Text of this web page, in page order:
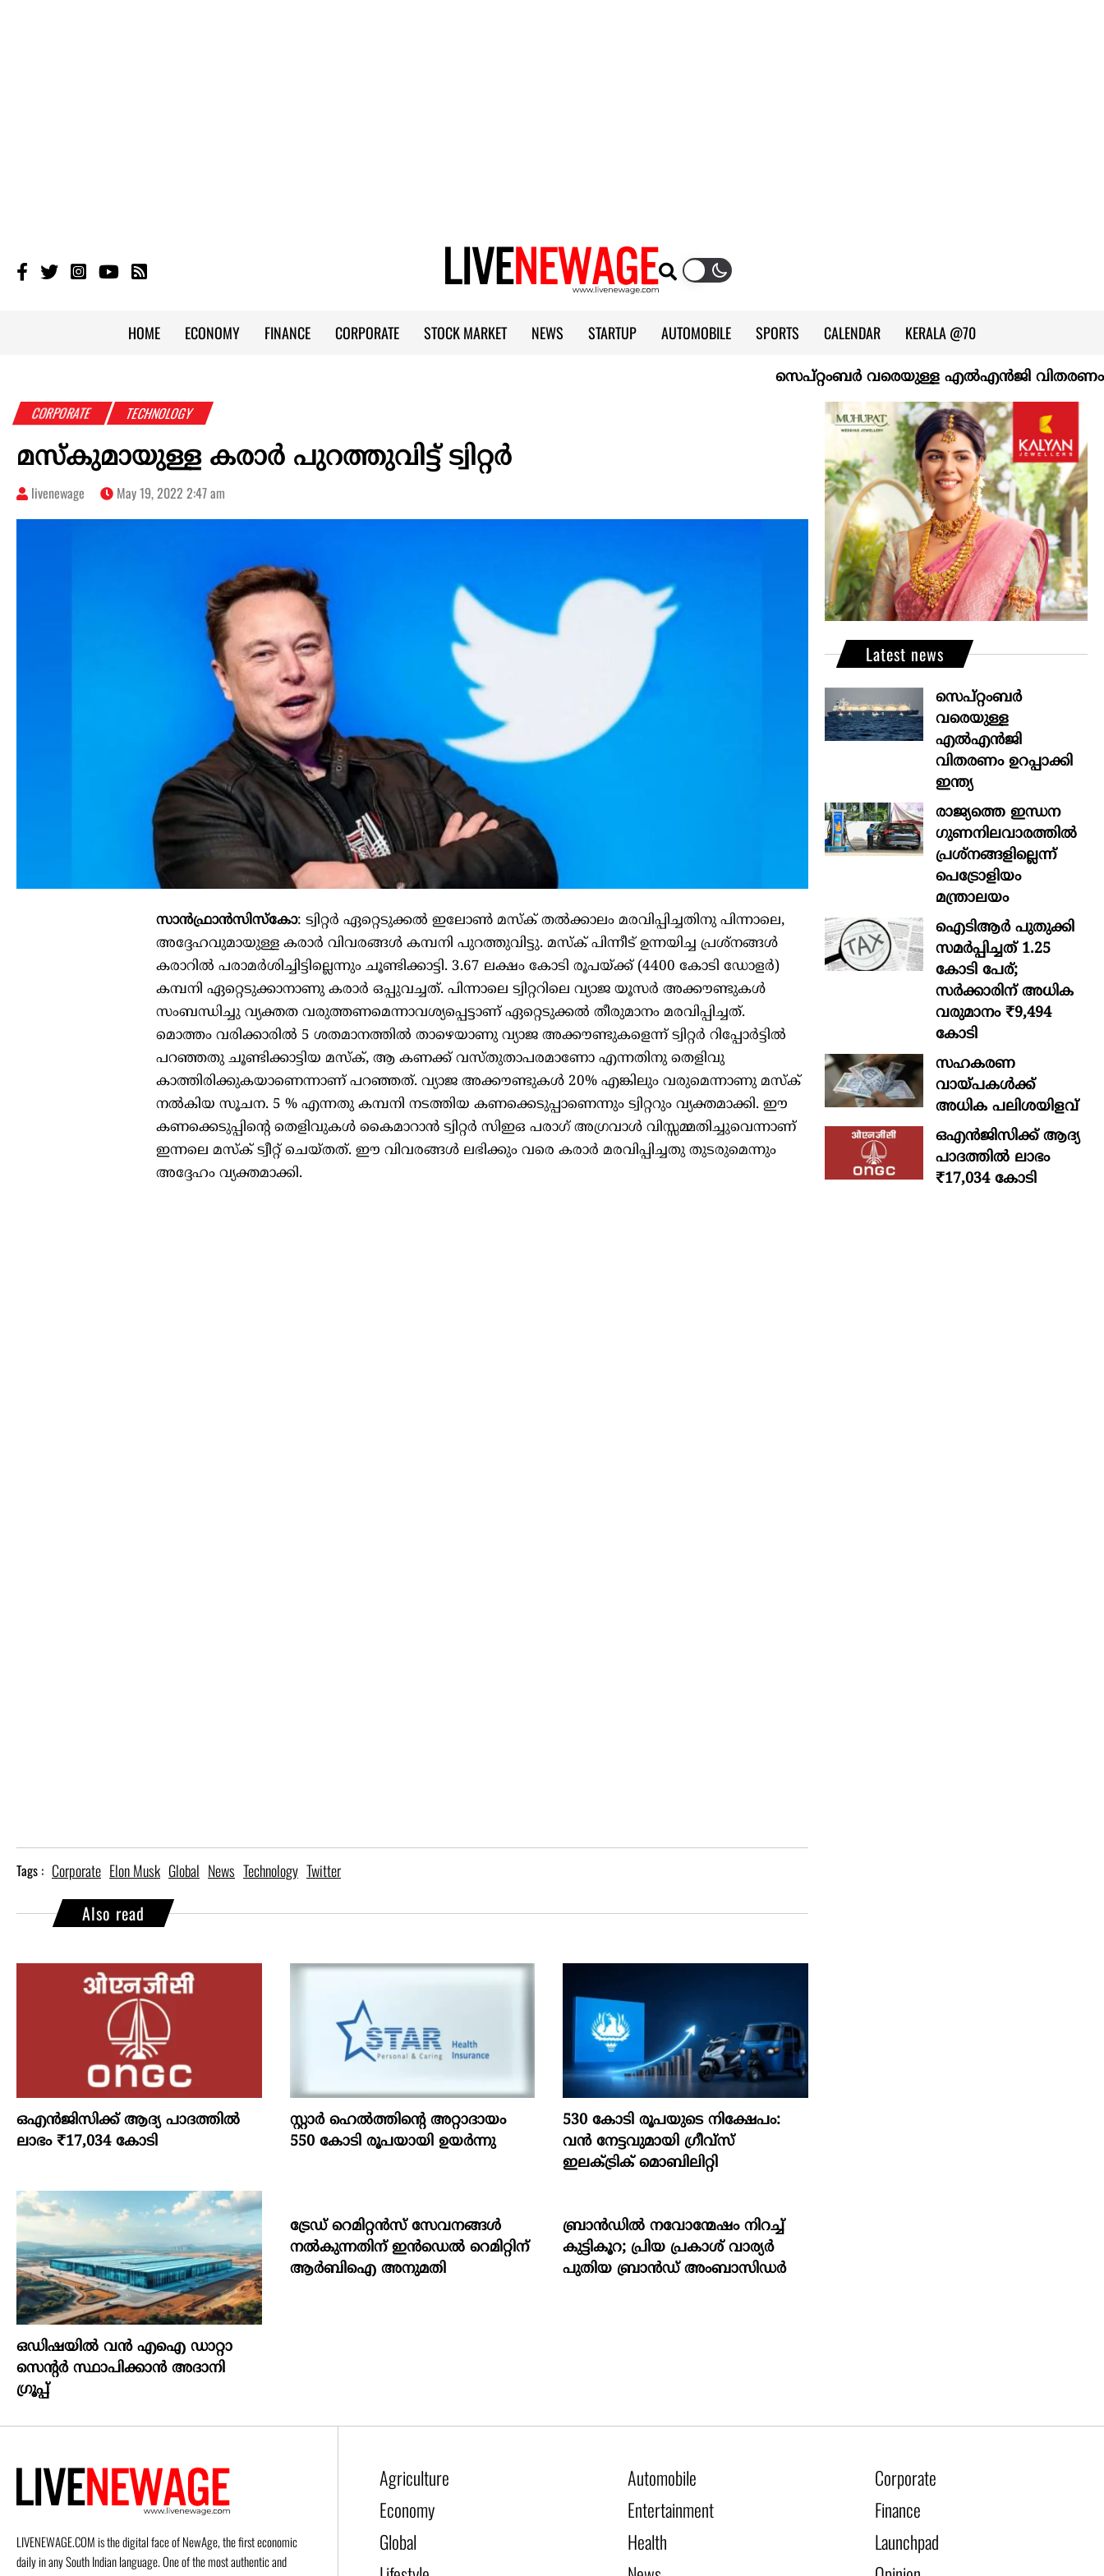
HOME ECONOMY FINANCE CORPORATE STOCK MARKET NEWS STARTUP AUTOMOBILE SPORTS CALENDAR KERALA @70
സെപ്റ്റംബർ വരെയുള്ള എൽഎൻജി വിതരണം
CORPORATE TECHNOLOGY
മസ്കുമായുള്ള കരാർ പുറത്തുവിട്ട് ട്വിറ്റർ
livenewage May 19, 2022 2:47 am
സാൻഫ്രാൻസിസ്കോ: ട്വിറ്റർ ഏറ്റെടുക്കൽ ഇലോൺ മസ്ക് തൽക്കാലം മരവിപ്പിച്ചതിനു പിന്നാലെ,
അദ്ദേഹവുമായുള്ള കരാർ വിവരങ്ങൾ കമ്പനി പുറത്തുവിട്ടു. മസ്ക് പിന്നീട് ഉന്നയിച്ച പ്രശ്നങ്ങൾ
കരാറിൽ പരാമർശിച്ചിട്ടില്ലെന്നും ചൂണ്ടിക്കാട്ടി. 3.67 ലക്ഷം കോടി രൂപയ്ക്ക് (4400 കോടി ഡോളർ)
കമ്പനി ഏറ്റെടുക്കാനാണു കരാർ ഒപ്പുവച്ചത്. പിന്നാലെ ട്വിറ്ററിലെ വ്യാജ യൂസർ അക്കൗണ്ടുകൾ
സംബന്ധിച്ചു വ്യക്തത വരുത്തണമെന്നാവശ്യപ്പെട്ടാണ് ഏറ്റെടുക്കൽ തീരുമാനം മരവിപ്പിച്ചത്.
മൊത്തം വരിക്കാരിൽ 5 ശതമാനത്തിൽ താഴെയാണു വ്യാജ അക്കൗണ്ടുകളെന്ന് ട്വിറ്റർ റിപ്പോർട്ടിൽ
പറഞ്ഞതു ചൂണ്ടിക്കാട്ടിയ മസ്ക്, ആ കണക്ക് വസ്തുതാപരമാണോ എന്നതിനു തെളിവു
കാത്തിരിക്കുകയാണെന്നാണ് പറഞ്ഞത്. വ്യാജ അക്കൗണ്ടുകൾ 20% എങ്കിലും വരുമെന്നാണു മസ്ക്
നൽകിയ സൂചന. 5 % എന്നതു കമ്പനി നടത്തിയ കണക്കെടുപ്പാണെന്നും ട്വിറ്ററും വ്യക്തമാക്കി. ഈ
കണക്കെടുപ്പിന്റെ തെളിവുകൾ കൈമാറാൻ ട്വിറ്റർ സിഇഒ പരാഗ് അഗ്രവാൾ വിസ്സമ്മതിച്ചുവെന്നാണ്
ഇന്നലെ മസ്ക് ട്വീറ്റ് ചെയ്തത്. ഈ വിവരങ്ങൾ ലഭിക്കും വരെ കരാർ മരവിപ്പിച്ചതു തുടരുമെന്നും
അദ്ദേഹം വ്യക്തമാക്കി.
Tags : Corporate Elon Musk Global News Technology Twitter
Also read
ഒഎന്‍ജിസിക്ക് ആദ്യ പാദത്തില്‍
ലാഭം ₹17,034 കോടി
സ്റ്റാർ ഹെൽത്തിന്റെ അറ്റാദായം
550 കോടി രൂപയായി ഉയർന്നു
530 കോടി രൂപയുടെ നിക്ഷേപം:
വൻ നേട്ടവുമായി ഗ്രീവ്സ്
ഇലക്ട്രിക് മൊബിലിറ്റി
ഒഡിഷയില്‍ വന്‍ എഐ ഡാറ്റാ
സെന്റര്‍ സ്ഥാപിക്കാന്‍ അദാനി
ഗ്രൂപ്പ്
ട്രേഡ് റെമിറ്റന്‍സ് സേവനങ്ങള്‍
നല്‍കുന്നതിന് ഇന്‍ഡെല്‍ റെമിറ്റിന്
ആര്‍ബിഐ അനുമതി
ബ്രാൻഡിൽ നവോന്മേഷം നിറച്ച്
കുട്ടികൂറ; പ്രിയ പ്രകാശ് വാര്യർ
പുതിയ ബ്രാൻഡ് അംബാസിഡർ
Latest news
സെപ്റ്റംബർ
വരെയുള്ള
എൽഎൻജി
വിതരണം ഉറപ്പാക്കി
ഇന്ത്യ
രാജ്യത്തെ ഇന്ധന
ഗുണനിലവാരത്തില്‍
പ്രശ്‌നങ്ങളില്ലെന്ന്
പെട്രോളിയം
മന്ത്രാലയം
ഐടിആര്‍ പുതുക്കി
സമർപ്പിച്ചത് 1.25
കോടി പേര്;
സർക്കാരിന് അധിക
വരുമാനം ₹9,494
കോടി
സഹകരണ
വായ്പകള്‍ക്ക്
അധിക പലിശയിളവ്
ഒഎന്‍ജിസിക്ക് ആദ്യ
പാദത്തില്‍ ലാഭം
₹17,034 കോടി
LIVENEWAGE.COM is the digital face of NewAge, the first economic
daily in any South Indian language. One of the most authentic and
Agriculture Automobile
Corporate
Economy
Entertainment
Finance
Global
Health
Launchpad